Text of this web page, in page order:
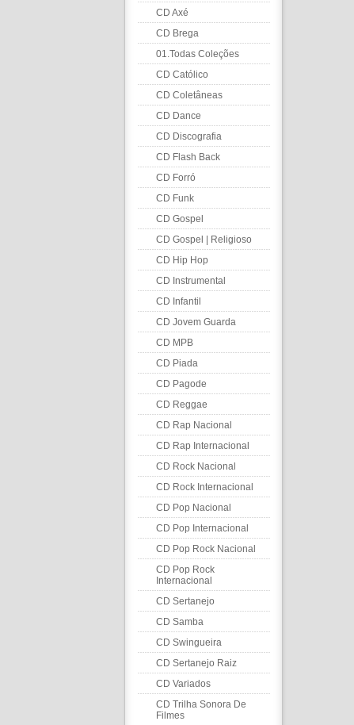
CD Axé
CD Brega
01.Todas Coleções
CD Católico
CD Coletâneas
CD Dance
CD Discografia
CD Flash Back
CD Forró
CD Funk
CD Gospel
CD Gospel | Religioso
CD Hip Hop
CD Instrumental
CD Infantil
CD Jovem Guarda
CD MPB
CD Piada
CD Pagode
CD Reggae
CD Rap Nacional
CD Rap Internacional
CD Rock Nacional
CD Rock Internacional
CD Pop Nacional
CD Pop Internacional
CD Pop Rock Nacional
CD Pop Rock
Internacional
CD Sertanejo
CD Samba
CD Swingueira
CD Sertanejo Raiz
CD Variados
CD Trilha Sonora De
Filmes